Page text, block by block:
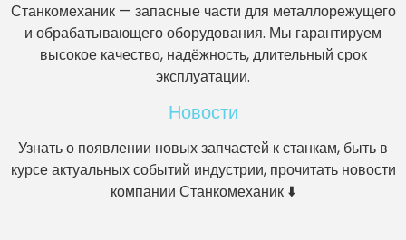
Станкомеханик — запасные части для металлорежущего
и обрабатывающего оборудования. Мы гарантируем
высокое качество, надёжность, длительный срок
эксплуатации.
Новости
Узнать о появлении новых запчастей к станкам, быть в
курсе актуальных событий индустрии, прочитать новости
компании Станкомеханик ⬇️